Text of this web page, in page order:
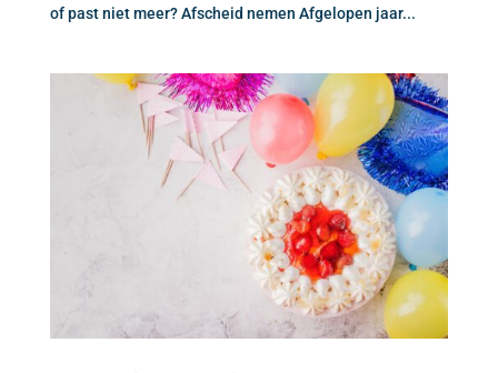
of past niet meer? Afscheid nemen Afgelopen jaar...